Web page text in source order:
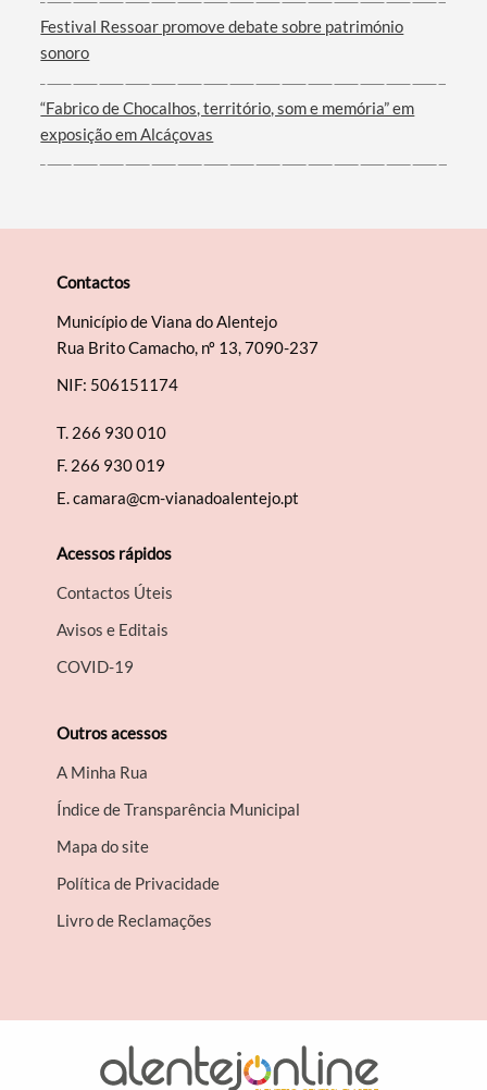
Festival Ressoar promove debate sobre património
sonoro
“Fabrico de Chocalhos, território, som e memória” em
exposição em Alcáçovas
Contactos
Município de Viana do Alentejo
Rua Brito Camacho, nº 13, 7090-237
NIF: 506151174
T. 266 930 010
F. 266 930 019
E.camara@cm-vianadoalentejo.pt
Acessos rápidos
Contactos Úteis
Avisos e Editais
COVID-19
Outros acessos
A Minha Rua
Índice de Transparência Municipal
Mapa do site
Política de Privacidade
Livro de Reclamações